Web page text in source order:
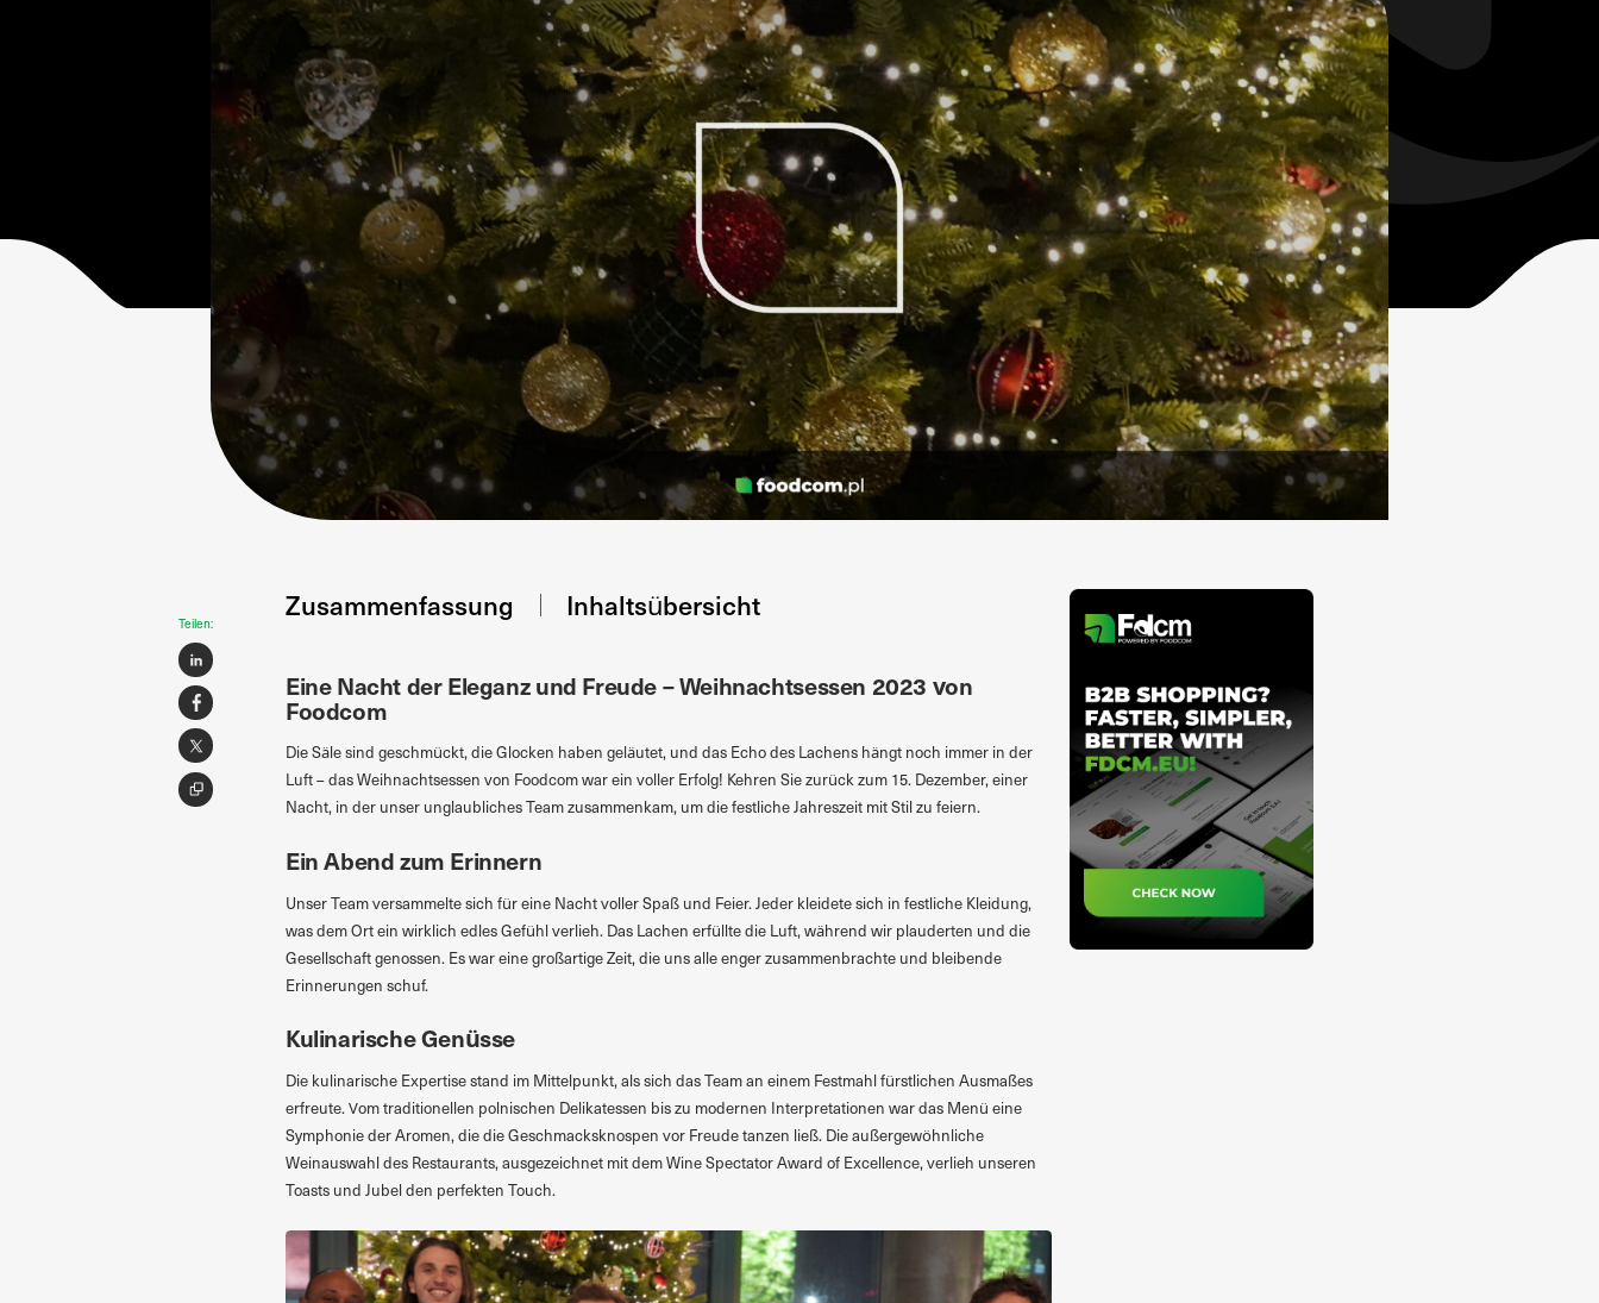
Teilen:
Zusammenfassung Inhaltsübersicht
Eine Nacht der Eleganz und Freude – Weihnachtsessen 2023 von
Foodcom
Die Säle sind geschmückt, die Glocken haben geläutet, und das Echo des Lachens hängt noch immer in der
Luft – das Weihnachtsessen von Foodcom war ein voller Erfolg! Kehren Sie zurück zum 15. Dezember, einer
Nacht, in der unser unglaubliches Team zusammenkam, um die festliche Jahreszeit mit Stil zu feiern.
Ein Abend zum Erinnern
Unser Team versammelte sich für eine Nacht voller Spaß und Feier. Jeder kleidete sich in festliche Kleidung,
was dem Ort ein wirklich edles Gefühl verlieh. Das Lachen erfüllte die Luft, während wir plauderten und die
Gesellschaft genossen. Es war eine großartige Zeit, die uns alle enger zusammenbrachte und bleibende
Erinnerungen schuf.
Kulinarische Genüsse
Die kulinarische Expertise stand im Mittelpunkt, als sich das Team an einem Festmahl fürstlichen Ausmaßes
erfreute. Vom traditionellen polnischen Delikatessen bis zu modernen Interpretationen war das Menü eine
Symphonie der Aromen, die die Geschmacksknospen vor Freude tanzen ließ. Die außergewöhnliche
Weinauswahl des Restaurants, ausgezeichnet mit dem Wine Spectator Award of Excellence, verlieh unseren
Toasts und Jubel den perfekten Touch.